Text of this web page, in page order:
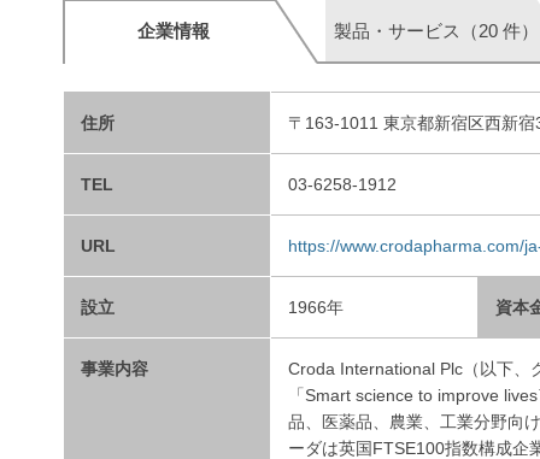
企業情報 製品・サービス（20 件）
住所 〒163-1011 東京都新宿区西新
TEL 03-6258-1912
URL https://www.crodapharma.com/
設立 1966年 資本
事業内容
Croda International Plc（以下、
「Smart science to improve
品、医薬品、農業、工業分野向
ーダは英国FTSE100指数構成企